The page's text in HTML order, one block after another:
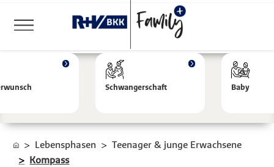
Schwangerschaft Baby
Lebensphasen
Teenager & junge Erwachsene
Kompass